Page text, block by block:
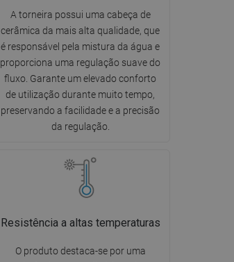
A torneira possui uma cabeça de
cerâmica da mais alta qualidade, que
é responsável pela mistura da água e
proporciona uma regulação suave do
fluxo. Garante um elevado conforto
de utilização durante muito tempo,
preservando a facilidade e a precisão
da regulação.
Resistência a altas temperaturas
O produto destaca-se por uma